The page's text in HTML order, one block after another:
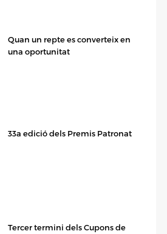
Quan un repte es converteix en
una oportunitat
33a edició dels Premis Patronat
Tercer termini dels Cupons de